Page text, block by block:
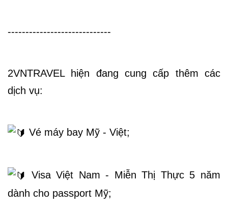
Chủ
Vé
-----------------------------
2VNTRAVEL hiện đang cung cấp thêm các
dịch vụ:
Vé máy bay Mỹ - Việt;
Visa Việt Nam - Miễn Thị Thực 5 năm
dành cho passport Mỹ;